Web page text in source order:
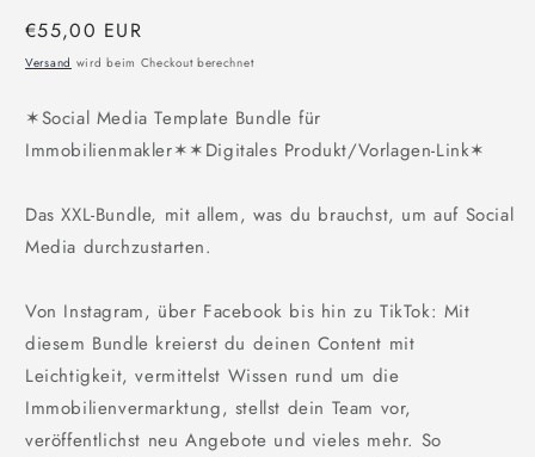
Normaler
Preis
€55,00 EUR
Versand wird beim Checkout berechnet
✶Social Media Template Bundle für
Immobilienmakler✶✶Digitales Produkt/Vorlagen-Link✶
Das XXL-Bundle, mit allem, was du brauchst, um auf Social
Media durchzustarten.
Von Instagram, über Facebook bis hin zu TikTok: Mit
diesem Bundle kreierst du deinen Content mit
Leichtigkeit, vermittelst Wissen rund um die
Immobilienvermarktung, stellst dein Team vor,
veröffentlichst neu Angebote und vieles mehr. So